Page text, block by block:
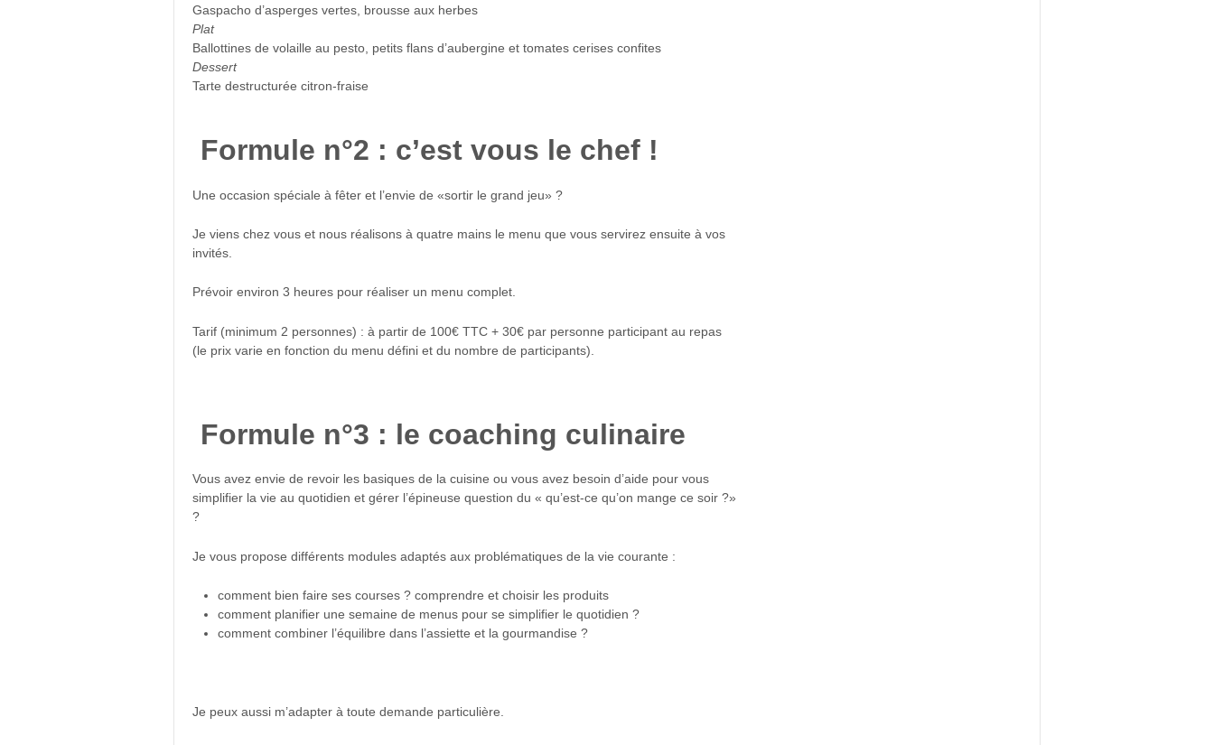
Gaspacho d’asperges vertes, brousse aux herbes
Plat
Ballottines de volaille au pesto, petits flans d’aubergine et tomates cerises confites
Dessert
Tarte destructurée citron-fraise
Formule n°2 : c’est vous le chef !
Une occasion spéciale à fêter et l’envie de «sortir le grand jeu» ?
Je viens chez vous et nous réalisons à quatre mains le menu que vous servirez ensuite à vos
invités.
Prévoir environ 3 heures pour réaliser un menu complet.
Tarif (minimum 2 personnes) : à partir de 100€ TTC + 30€ par personne participant au repas
(le prix varie en fonction du menu défini et du nombre de participants).
Formule n°3 : le coaching culinaire
Vous avez envie de revoir les basiques de la cuisine ou vous avez besoin d’aide pour vous
simplifier la vie au quotidien et gérer l’épineuse question du « qu’est-ce qu’on mange ce soir ?»
?
Je vous propose différents modules adaptés aux problématiques de la vie courante :
comment bien faire ses courses ? comprendre et choisir les produits
comment planifier une semaine de menus pour se simplifier le quotidien ?
comment combiner l’équilibre dans l’assiette et la gourmandise ?
Je peux aussi m’adapter à toute demande particulière.